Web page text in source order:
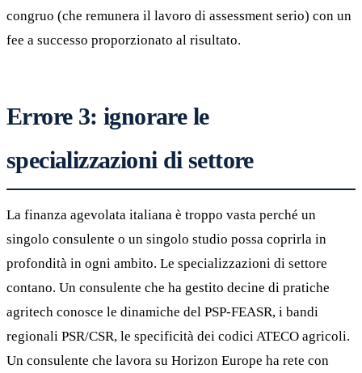
congruo (che remunera il lavoro di assessment serio) con un
fee a successo proporzionato al risultato.
Errore 3: ignorare le
specializzazioni di settore
La finanza agevolata italiana è troppo vasta perché un
singolo consulente o un singolo studio possa coprirla in
profondità in ogni ambito. Le specializzazioni di settore
contano. Un consulente che ha gestito decine di pratiche
agritech conosce le dinamiche del PSP-FEASR, i bandi
regionali PSR/CSR, le specificità dei codici ATECO agricoli.
Un consulente che lavora su Horizon Europe ha rete con